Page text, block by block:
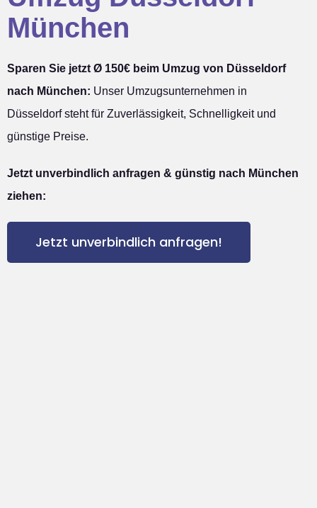
München
Sparen Sie jetzt Ø 150€ beim Umzug von Düsseldorf
nach München: Unser Umzugsunternehmen in
Düsseldorf steht für Zuverlässigkeit, Schnelligkeit und
günstige Preise.
Jetzt unverbindlich anfragen & günstig nach München
ziehen:
Jetzt unverbindlich anfragen!